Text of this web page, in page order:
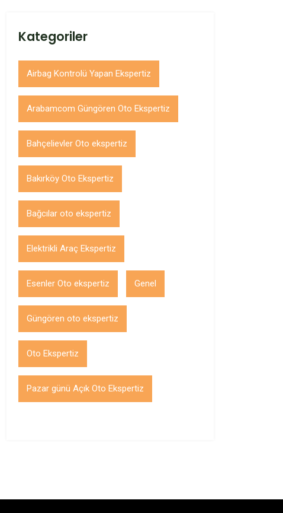
Kategoriler
Airbag Kontrolü Yapan Ekspertiz
Arabamcom Güngören Oto Ekspertiz
Bahçelievler Oto ekspertiz
Bakırköy Oto Ekspertiz
Bağcılar oto ekspertiz
Elektrikli Araç Ekspertiz
Esenler Oto ekspertiz Genel
Güngören oto ekspertiz
Oto Ekspertiz
Pazar günü Açık Oto Ekspertiz